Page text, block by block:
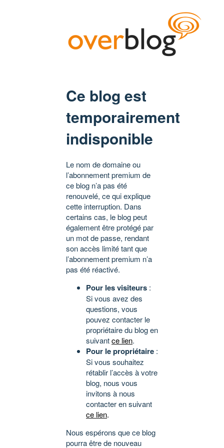
Ce blog est
temporairement
indisponible
Le nom de domaine ou
l’abonnement premium de
ce blog n’a pas été
renouvelé, ce qui explique
cette interruption. Dans
certains cas, le blog peut
également être protégé par
un mot de passe, rendant
son accès limité tant que
l’abonnement premium n’a
pas été réactivé.
Pour les visiteurs :
Si vous avez des
questions, vous
pouvez contacter le
propriétaire du blog en
suivantce lien.
Pour le propriétaire :
Si vous souhaitez
rétablir l’accès à votre
blog, nous vous
invitons à nous
contacter en suivant
ce lien.
Nous espérons que ce blog
pourra être de nouveau